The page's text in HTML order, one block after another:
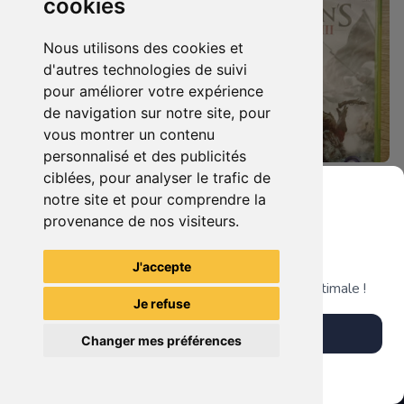
cookies
Nous utilisons des cookies et
d'autres technologies de suivi
pour améliorer votre expérience
de navigation sur notre site, pour
vous montrer un contenu
personnalisé et des publicités
ciblées, pour analyser le trafic de
notre site et pour comprendre la
provenance de nos visiteurs.
J'accepte
Je refuse
Changer mes préférences
6.90 € 0
Assassin's Creed 4 - Black Flag - Edition Benelux Xbox 360
4.90 €
TheGamingR83
Grenier du Geek
Télécharge notre app pour une expérience optimale !
Télécharger l'app